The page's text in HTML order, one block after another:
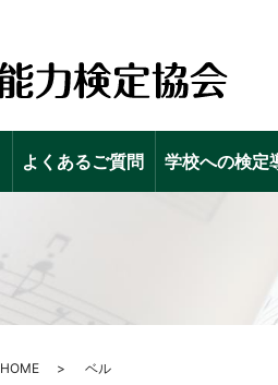
よくあるご質問 学校への検定
HOME ベル